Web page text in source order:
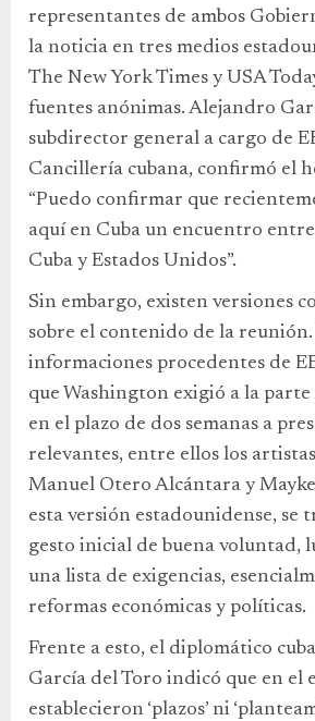
representantes de ambos
la noticia en tres medios
The New York Times y USA
fuentes anónimas. Alejandro
subdirector general a cargo de
Cancillería cubana, confirmó el
“Puedo confirmar que
aquí en Cuba un encuentro
Cuba y Estados Unidos”.
Sin embargo, existen versiones
sobre el contenido de la reunión.
informaciones procedentes de
que Washington exigió a la
en el plazo de dos semanas a
relevantes, entre ellos los
Manuel Otero Alcántara y
esta versión estadounidense, se
gesto inicial de buena voluntad,
una lista de exigencias,
reformas económicas y políticas.
Frente a esto, el diplomático
García del Toro indicó que en el
establecieron ‘plazos’ ni